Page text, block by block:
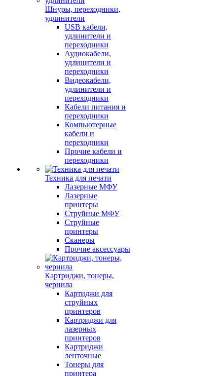
Шнуры, переходники,
удлинители
USB кабели,
удлинители и
переходники
Аудиокабели,
удлинители и
переходники
Видеокабели,
удлинители и
переходники
Кабели питания и
переходники
Компьютерные
кабели и
переходники
Прочие кабели и
переходники
Техника для печати
Лазерные МФУ
Лазерные
принтеры
Струйные МФУ
Струйные
принтеры
Сканеры
Прочие аксессуары
Картриджи, тонеры,
чернила
Картиджи для
струйных
принтеров
Картриджи для
лазерных
принтеров
Картриджи
ленточные
Тонеры для
принтера